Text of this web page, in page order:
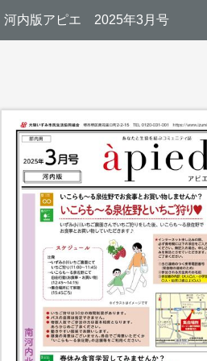
河内版アピエ 2025年3月号